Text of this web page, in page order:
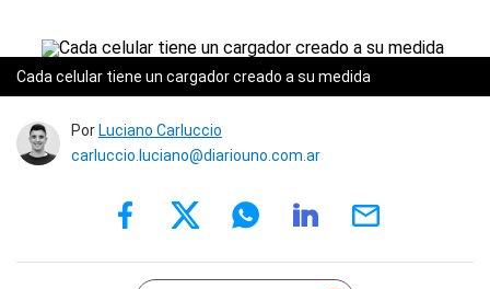
Cada celular tiene un cargador creado a su medida
Por Luciano Carluccio
carluccio.luciano@diariouno.com.ar